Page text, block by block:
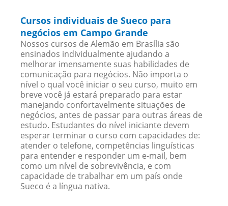
Cursos individuais de Sueco para
negócios em Campo Grande
Nossos cursos de Alemão em Brasília são
ensinados individualmente ajudando a
melhorar imensamente suas habilidades de
comunicação para negócios. Não importa o
nível o qual você iniciar o seu curso, muito em
breve você já estará preparado para estar
manejando confortavelmente situações de
negócios, antes de passar para outras áreas de
estudo. Estudantes do nível iniciante devem
esperar terminar o curso com capacidades de:
atender o telefone, competências linguísticas
para entender e responder um e-mail, bem
como um nível de sobrevivência, e com
capacidade de trabalhar em um país onde
Sueco é a língua nativa.